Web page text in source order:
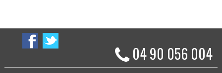
04 90 056 004